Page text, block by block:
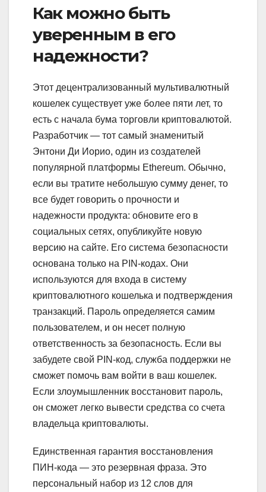
Как можно быть
уверенным в его
надежности?
Этот децентрализованный мультивалютный
кошелек существует уже более пяти лет, то
есть с начала бума торговли криптовалютой.
Разработчик — тот самый знаменитый
Энтони Ди Иорио, один из создателей
популярной платформы Ethereum. Обычно,
если вы тратите небольшую сумму денег, то
все будет говорить о прочности и
надежности продукта: обновите его в
социальных сетях, опубликуйте новую
версию на сайте. Его система безопасности
основана только на PIN-кодах. Они
используются для входа в систему
криптовалютного кошелька и подтверждения
транзакций. Пароль определяется самим
пользователем, и он несет полную
ответственность за безопасность. Если вы
забудете свой PIN-код, служба поддержки не
сможет помочь вам войти в ваш кошелек.
Если злоумышленник восстановит пароль,
он сможет легко вывести средства со счета
владельца криптовалюты.
Единственная гарантия восстановления
ПИН-кода — это резервная фраза. Это
персональный набор из 12 слов для